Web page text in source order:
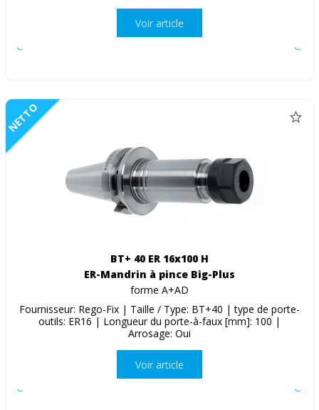
Voir article
NETTO
BT+ 40 ER 16x100 H
ER-Mandrin à pince Big-Plus
forme A+AD
Fournisseur: Rego-Fix | Taille / Type: BT+40 | type de porte-
outils: ER16 | Longueur du porte-à-faux [mm]: 100 |
Arrosage: Oui
Voir article